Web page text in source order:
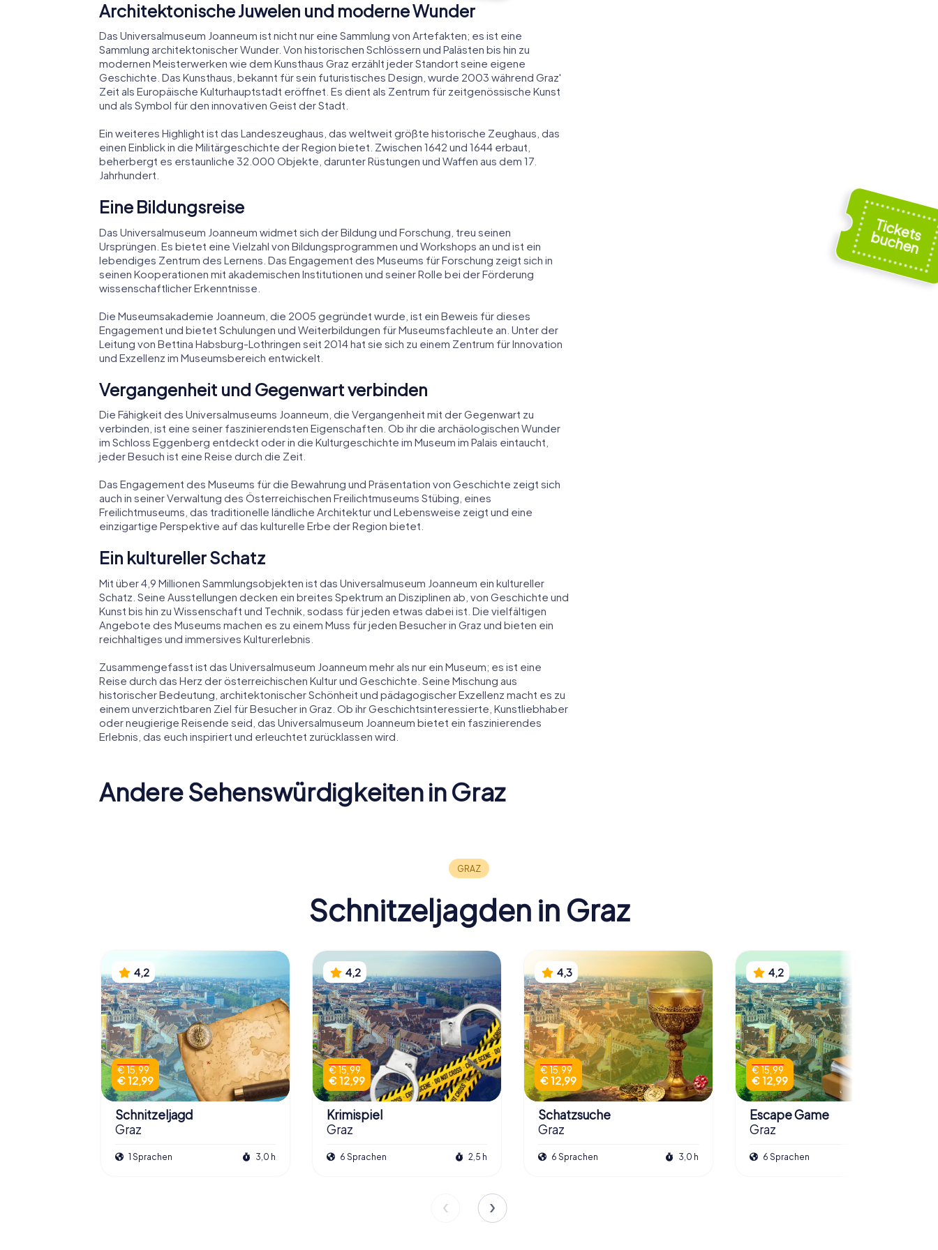
Architektonische Juwelen und moderne Wunder
Das Universalmuseum Joanneum ist nicht nur eine Sammlung von Artefakten; es ist eine
Sammlung architektonischer Wunder. Von historischen Schlössern und Palästen bis hin zu
modernen Meisterwerken wie dem Kunsthaus Graz erzählt jeder Standort seine eigene
Geschichte. Das Kunsthaus, bekannt für sein futuristisches Design, wurde 2003 während Graz'
Zeit als Europäische Kulturhauptstadt eröffnet. Es dient als Zentrum für zeitgenössische Kunst
und als Symbol für den innovativen Geist der Stadt.
Ein weiteres Highlight ist das Landeszeughaus, das weltweit größte historische Zeughaus, das
einen Einblick in die Militärgeschichte der Region bietet. Zwischen 1642 und 1644 erbaut,
beherbergt es erstaunliche 32.000 Objekte, darunter Rüstungen und Waffen aus dem 17.
Jahrhundert.
Eine Bildungsreise
Das Universalmuseum Joanneum widmet sich der Bildung und Forschung, treu seinen
Ursprüngen. Es bietet eine Vielzahl von Bildungsprogrammen und Workshops an und ist ein
lebendiges Zentrum des Lernens. Das Engagement des Museums für Forschung zeigt sich in
seinen Kooperationen mit akademischen Institutionen und seiner Rolle bei der Förderung
wissenschaftlicher Erkenntnisse.
Die Museumsakademie Joanneum, die 2005 gegründet wurde, ist ein Beweis für dieses
Engagement und bietet Schulungen und Weiterbildungen für Museumsfachleute an. Unter der
Leitung von Bettina Habsburg-Lothringen seit 2014 hat sie sich zu einem Zentrum für Innovation
und Exzellenz im Museumsbereich entwickelt.
Vergangenheit und Gegenwart verbinden
Die Fähigkeit des Universalmuseums Joanneum, die Vergangenheit mit der Gegenwart zu
verbinden, ist eine seiner faszinierendsten Eigenschaften. Ob ihr die archäologischen Wunder
im Schloss Eggenberg entdeckt oder in die Kulturgeschichte im Museum im Palais eintaucht,
jeder Besuch ist eine Reise durch die Zeit.
Das Engagement des Museums für die Bewahrung und Präsentation von Geschichte zeigt sich
auch in seiner Verwaltung des Österreichischen Freilichtmuseums Stübing, eines
Freilichtmuseums, das traditionelle ländliche Architektur und Lebensweise zeigt und eine
einzigartige Perspektive auf das kulturelle Erbe der Region bietet.
Ein kultureller Schatz
Mit über 4,9 Millionen Sammlungsobjekten ist das Universalmuseum Joanneum ein kultureller
Schatz. Seine Ausstellungen decken ein breites Spektrum an Disziplinen ab, von Geschichte und
Kunst bis hin zu Wissenschaft und Technik, sodass für jeden etwas dabei ist. Die vielfältigen
Angebote des Museums machen es zu einem Muss für jeden Besucher in Graz und bieten ein
reichhaltiges und immersives Kulturerlebnis.
Zusammengefasst ist das Universalmuseum Joanneum mehr als nur ein Museum; es ist eine
Reise durch das Herz der österreichischen Kultur und Geschichte. Seine Mischung aus
historischer Bedeutung, architektonischer Schönheit und pädagogischer Exzellenz macht es zu
einem unverzichtbaren Ziel für Besucher in Graz. Ob ihr Geschichtsinteressierte, Kunstliebhaber
oder neugierige Reisende seid, das Universalmuseum Joanneum bietet ein faszinierendes
Erlebnis, das euch inspiriert und erleuchtet zurücklassen wird.
Andere Sehenswürdigkeiten in Graz
Schnitzeljagden in Graz
4,2
€ 15,99
€ 12,99
Schnitzeljagd
Graz
1 Sprachen 3,0 h
4,2
€ 15,99
€ 12,99
Krimispiel
Graz
6 Sprachen 2,5 h
4,3
€ 15,99
€ 12,99
Schatzsuche
Graz
6 Sprachen 3,0 h
4,2
€ 15,99
€ 12,99
Escape Game
Graz
6 Sprachen